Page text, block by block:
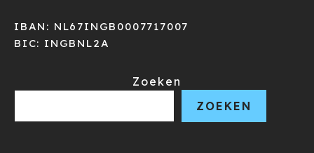
IBAN: NL67INGB0007717007
BIC: INGBNL2A
Zoeken
ZOEKEN